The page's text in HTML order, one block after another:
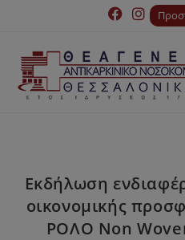
Εκδήλωση
οικονομικής
ΡΟΛΟ Non